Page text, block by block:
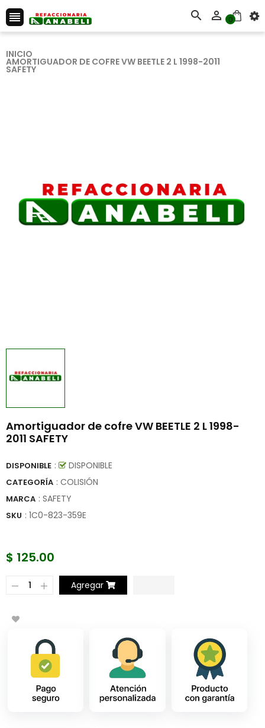
   0
INICIO
AMORTIGUADOR DE COFRE VW BEETLE 2 L 1998-2011
SAFETY
Amortiguador de cofre VW BEETLE 2 L 1998-
2011 SAFETY
DISPONIBLE : DISPONIBLE
CATEGORÍA : COLISIÓN
MARCA : SAFETY
SKU : 1C0-823-359E
$ 125.00
Agregar